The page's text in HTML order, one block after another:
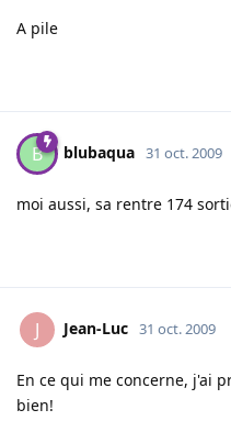
A pile
B blubaqua 31 oct. 2009
moi aussi, sa rentre 174
J Jean-Luc 31 oct. 2009
En ce qui me concerne, j'ai
bien!